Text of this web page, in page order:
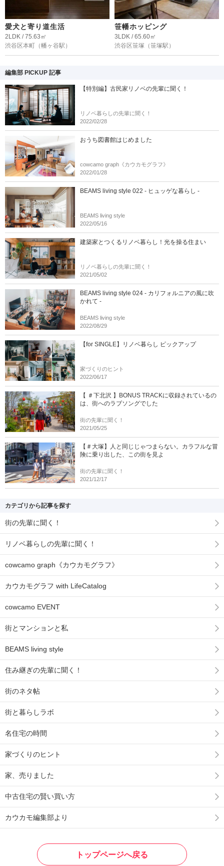
愛犬と寄り道生活
2LDK / 75.63㎡
渋谷区本町 （幡ヶ谷駅）
笹幡ホッピング
3LDK / 65.60㎡
渋谷区笹塚 （笹塚駅）
編集部 PICKUP 記事
【特別編】古民家リノベの先輩に聞く！
リノベ暮らしの先輩に聞く！
2022/02/28
おうち図書館はじめました
cowcamo graph《カウカモグラフ》
2022/01/28
BEAMS living style 022 - ヒュッゲな暮らし -
BEAMS living style
2022/05/16
建築家とつくるリノベ暮らし！光を操る住まい
リノベ暮らしの先輩に聞く！
2021/05/02
BEAMS living style 024 - カリフォルニアの風に吹
かれて -
BEAMS living style
2022/08/29
【for SINGLE】リノベ暮らし ピックアップ
家づくりのヒント
2022/06/17
【 ＃下北沢 】BONUS TRACKに収録されているの
は、街へのラブソングでした
街の先輩に聞く！
2021/05/25
【＃大塚】人と同じじゃつまらない。カラフルな冒
険に乗り出した、この街を見よ
街の先輩に聞く！
2021/12/17
カテゴリから記事を探す
街の先輩に聞く！
リノベ暮らしの先輩に聞く！
cowcamo graph《カウカモグラフ》
カウカモグラフ with LifeCatalog
cowcamo EVENT
街とマンションと私
BEAMS living style
住み継ぎの先輩に聞く！
街のネタ帖
街と暮らしラボ
名住宅の時間
家づくりのヒント
家、売りました
中古住宅の賢い買い方
カウカモ編集部より
トップページへ戻る